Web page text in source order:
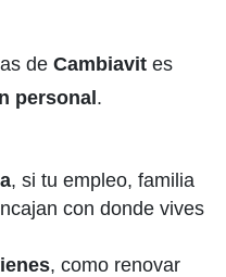
de Cambiavit es
personal.
, si tu empleo, familia
con donde vives
, como renovar